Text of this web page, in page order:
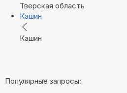
Тверская область
Кашин
Кашин
Популярные запросы: